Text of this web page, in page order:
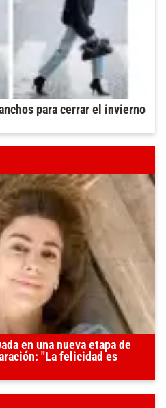
para cerrar el invierno
en una nueva etapa de
"La felicidad es